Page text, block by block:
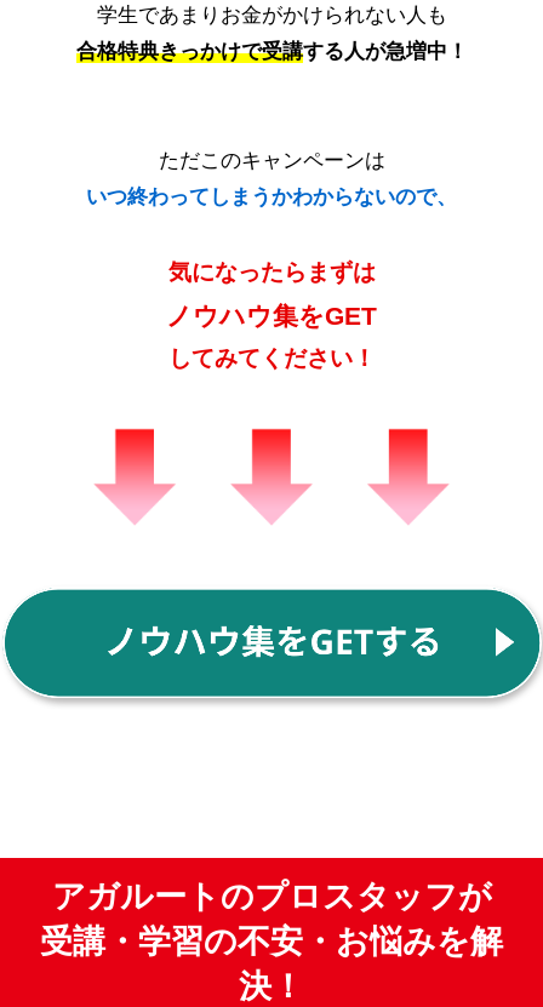
学生であまりお金がかけられない人も
合格特典きっかけで受講する人が急増中！
ただこのキャンペーンは
いつ終わってしまうかわからないので、
気になったらまずは
ノウハウ集をGET
してみてください！
アガルートのプロスタッフが
受講・学習の不安・お悩みを解
決！